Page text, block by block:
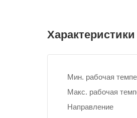
Характеристики
Мин. рабочая
Макс. рабочая
Направление